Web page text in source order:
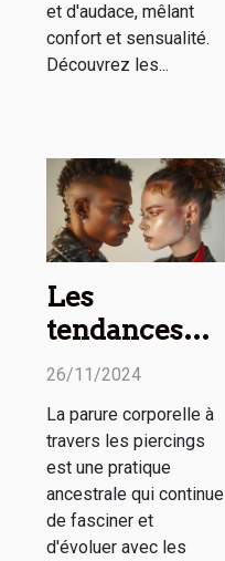
et d'audace, mêlant
confort et sensualité.
Découvrez les...
Les
tendances
actuelles des
pour homme
et femme
26/11/2024
La parure corporelle à
travers les piercings
est une pratique
ancestrale qui continue
de fasciner et
d'évoluer avec les